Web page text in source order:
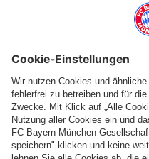
Zeige in voller
Zeige inZeige
Zeige in voller
Zeige inZeige